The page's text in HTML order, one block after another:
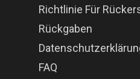
Richtlinie Für
Rückgaben
FAQ